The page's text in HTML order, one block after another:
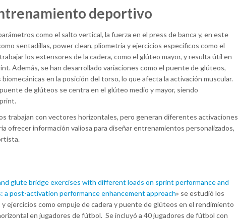
deportivo
como el salto vertical, la fuerza en el press de banca y, en este
sentadillas, power clean, pliometría y ejercicios específicos como el
los extensores de la cadera, como el glúteo mayor, y resulta útil en
Además, se han desarrollado variaciones como el puente de glúteos,
en la posición del torso, lo que afecta la activación muscular.
de glúteos se centra en el glúteo medio y mayor, siendo
trabajan con vectores horizontales, pero generan diferentes activaciones
ofrecer información valiosa para diseñar entrenamientos personalizados,
glute bridge exercises with different loads on sprint performance and
post-activation performance enhancement approach» se estudió los
ejercicios como empuje de cadera y puente de glúteos en el rendimiento
en jugadores de fútbol. Se incluyó a 40 jugadores de fútbol con